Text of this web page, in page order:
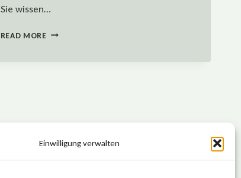
Einwilligung verwalten
Sie wissen…
READ MOREVERSTEHEN
UNTERNEHMEN